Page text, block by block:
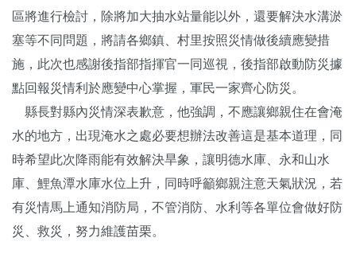
區將進行檢討，除將加大抽水站量能以外，還要解決水溝淤
塞等不同問題，將請各鄉鎮、村里按照災情做後續應變措
施，此次也感謝後指部指揮官一同巡視，後指部啟動防災據
點回報災情利於應變中心掌握，軍民一家齊心防災。
縣長對縣內災情深表歉意，他強調，不應讓鄉親住在會淹
水的地方，出現淹水之處必要想辦法改善這是基本道理，同
時希望此次降雨能有效解決旱象，讓明德水庫、永和山水
庫、鯉魚潭水庫水位上升，同時呼籲鄉親注意天氣狀況，若
有災情馬上通知消防局，不管消防、水利等各單位會做好防
災、救災，努力維護苗栗。